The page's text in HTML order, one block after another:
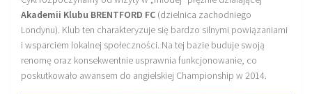
Zeszyt Trenera
Dziennik Piłkarza
Planer Trenera – dziennik, konspekty, notatki
Plany treningowe
Akademii Klubu BRENTFORD FC (dzielnica zachodniego
Londynu). Klub ten charakteryzuje się bardzo silnymi powiązaniami
i wsparciem lokalnej społeczności. Na tej bazie buduje swoją
renomę oraz konsekwentnie usprawnia funkcjonowanie, co
poskutkowało awansem do angielskiej Championship w 2014.